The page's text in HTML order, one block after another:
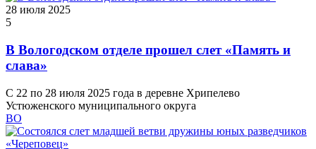
28 июля 2025
5
В Вологодском отделе прошел слет «Память и
слава»
С 22 по 28 июля 2025 года в деревне Хрипелево
Устюженского муниципального округа
ВО